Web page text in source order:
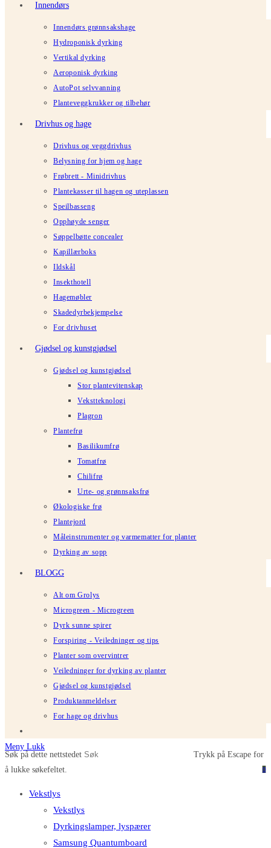
Innendørs
Innendørs grønnsakshage
Hydroponisk dyrking
Vertikal dyrking
Aeroponisk dyrking
AutoPot selvvanning
Planteveggkrukker og tilbehør
Drivhus og hage
Drivhus og veggdrivhus
Belysning for hjem og hage
Frøbrett - Minidrivhus
Plantekasser til hagen og uteplassen
Speilbasseng
Opphøyde senger
Søppelbøtte concealer
Kapillærboks
Ildskål
Insekthotell
Hagemøbler
Skadedyrbekjempelse
For drivhuset
Gjødsel og kunstgjødsel
Gjødsel og kunstgjødsel
Stor plantevitenskap
Vekstteknologi
Plagron
Plantefrø
Basilikumfrø
Tomatfrø
Chilifrø
Urte- og grønnsaksfrø
Økologiske frø
Plantejord
Måleinstrumenter og varmematter for planter
Dyrking av sopp
BLOGG
Alt om Grolys
Microgreen - Microgreen
Dyrk sunne spirer
Forspiring - Veiledninger og tips
Planter som overvintrer
Veiledninger for dyrking av planter
Gjødsel og kunstgjødsel
Produktanmeldelser
For hage og drivhus
0
Meny Lukk
Søk på dette nettstedet
Trykk på Escape for
å lukke søkefeltet.
Vekstlys
Vekstlys
Dyrkingslamper, lyspærer
Samsung Quantumboard